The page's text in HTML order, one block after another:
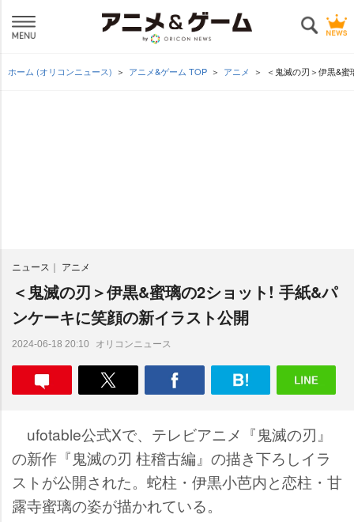
ホーム (オリコンニュース) アニメ&ゲーム TOP アニメ ＜鬼滅の刃＞伊黒&
ニュース アニメ
＜鬼滅の刃＞伊黒&蜜璃の2ショット! 手紙&パ
ンケーキに笑顔の新イラスト公開
2024-06-18 20:10 オリコンニュース
ufotable公式Xで、テレビアニメ『鬼滅の刃』
の新作『鬼滅の刃 柱稽古編』の描き下ろしイラ
ストが公開された。蛇柱・伊黒小芭内と恋柱・甘
露寺蜜璃の姿が描かれている。